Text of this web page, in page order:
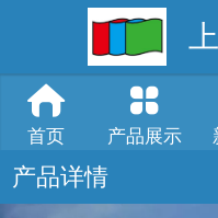
首页 产品展示
产品详情